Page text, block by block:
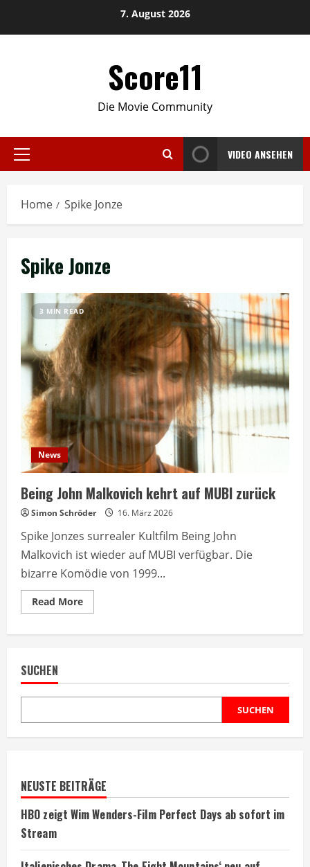
7. August 2026
Score11
Die Movie Community
Primary
VIDEO ANSEHEN
Home Spike Jonze
Spike Jonze
3 MIN READ
News
Being John Malkovich kehrt auf MUBI zurück
Simon Schröder 16. März 2026
Spike Jonzes surrealer Kultfilm Being John
Malkovich ist wieder auf MUBI verfügbar. Die
bizarre Komödie von 1999...
Read MoreRead
more
zurück
SUCHEN
SUCHEN
NEUSTE BEITRÄGE
HBO zeigt Wim Wenders-Film Perfect Days ab sofort im
Stream